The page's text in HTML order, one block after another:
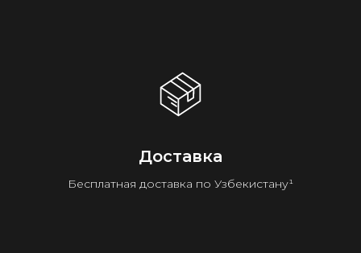
Доставка
Бесплатная доставка по Узбекистану¹